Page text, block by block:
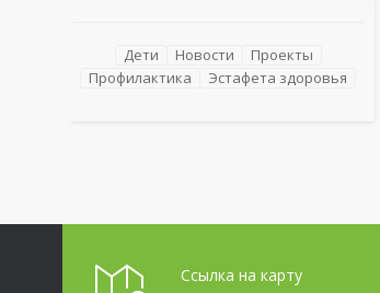
как малыш подрастает – меняется
состав белков, жиров, углеводов,
Дети Новости
Проекты
Профилактика
Эстафета здоровья
Ссылка на карту